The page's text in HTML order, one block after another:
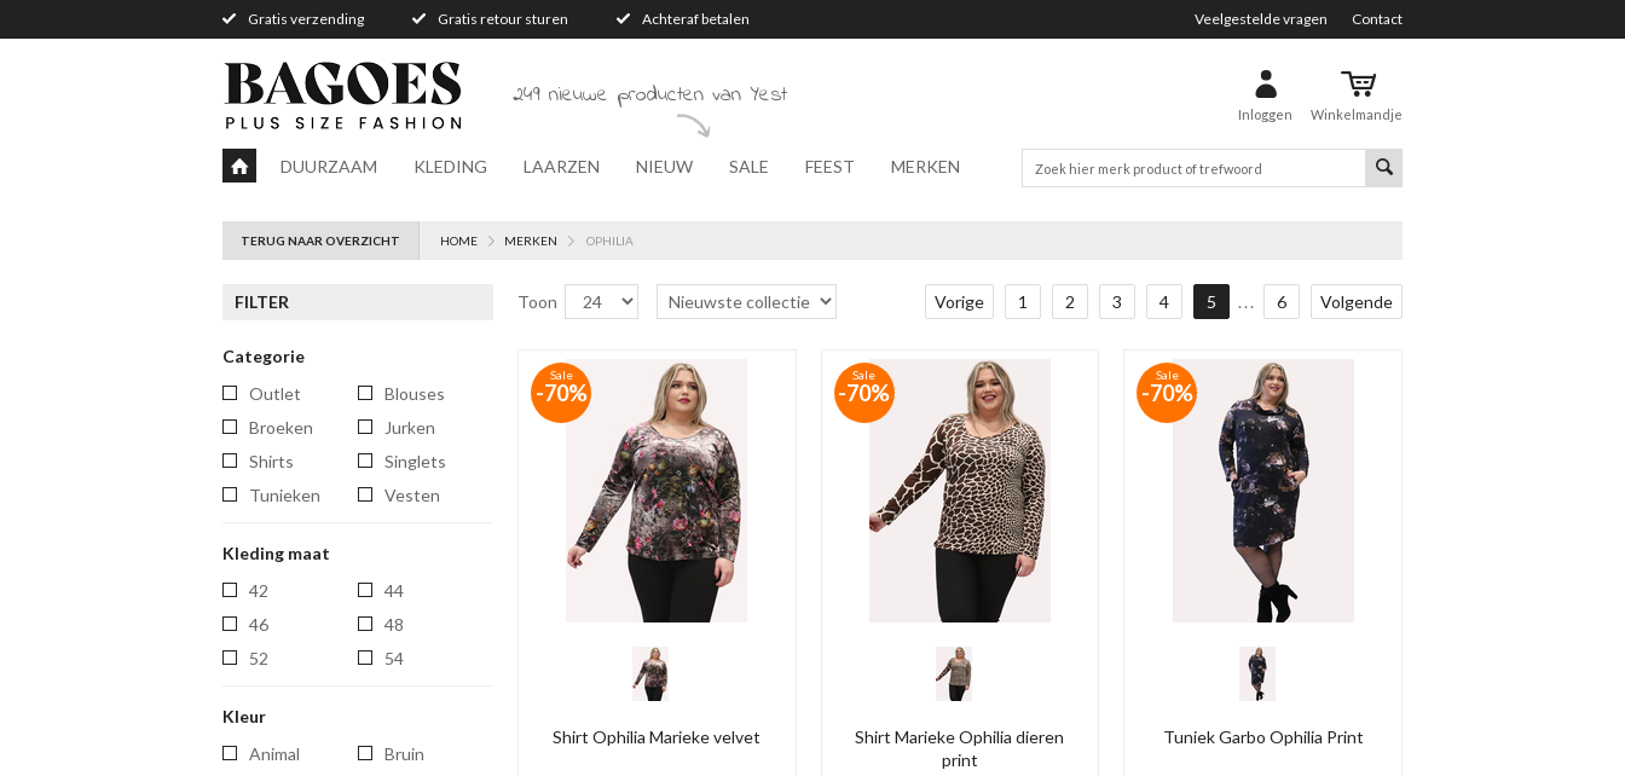
Gratis verzending Gratis retour sturen Achteraf betalen Veelgestelde vragen Contact
Inloggen Winkelmandje
249 nieuwe producten van Yest
DUURZAAM KLEDING LAARZEN NIEUW SALE FEEST MERKEN
TERUG NAAR OVERZICHT HOME MERKEN OPHILIA
FILTER
Categorie
Outlet
blouses
broeken
jurken
shirts
singlets
tunieken
vesten
Kleding maat
42
44
46
48
52
54
Kleur
Animal
Bruin
Toon Vorige 1 2 3 4 5 ... 6 Volgende
Shirt Ophilia Marieke velvet
Sale
-70%
Shirt Marieke Ophilia dieren
print
Sale
-70%
Tuniek Garbo Ophilia Print
Sale
-70%